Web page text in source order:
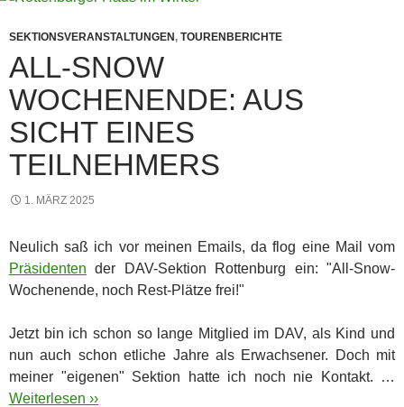
SEKTIONSVERANSTALTUNGEN, TOURENBERICHTE
ALL-SNOW
WOCHENENDE: AUS
SICHT EINES
TEILNEHMERS
1. MÄRZ 2025
Neulich saß ich vor meinen Emails, da flog eine Mail vom
Präsidenten der DAV-Sektion Rottenburg ein: "All-Snow-
Wochenende, noch Rest-Plätze frei!"
Jetzt bin ich schon so lange Mitglied im DAV, als Kind und
nun auch schon etliche Jahre als Erwachsener. Doch mit
meiner "eigenen" Sektion hatte ich noch nie Kontakt. …
Weiterlesen ››